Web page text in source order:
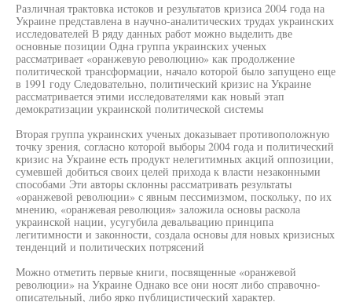
Различная трактовка истоков и результатов кризиса 2004 года на
Украине представлена в научно-аналитических трудах украинских
исследователей В ряду данных работ можно выделить две
основные позиции Одна группа украинских ученых
рассматривает «оранжевую революцию» как продолжение
политической трансформации, начало которой было запущено еще
в 1991 году Следовательно, политический кризис на Украине
рассматривается этими исследователями как новый этап
демократизации украинской политической системы
Вторая группа украинских ученых доказывает противоположную
точку зрения, согласно которой выборы 2004 года и политический
кризис на Украине есть продукт нелегитимных акций оппозиции,
сумевшей добиться своих целей прихода к власти незаконными
способами Эти авторы склонны рассматривать результаты
«оранжевой революции» с явным пессимизмом, поскольку, по их
мнению, «оранжевая революция» заложила основы раскола
украинской нации, усугубила девальвацию принципа
легитимности и законности, создала основы для новых кризисных
тенденций и политических потрясений
Можно отметить первые книги, посвященные «оранжевой
революции» на Украине Однако все они носят либо справочно-
описательный, либо ярко публицистический характер.